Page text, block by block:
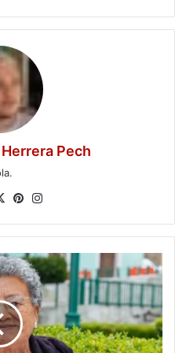
Pech
X Pinterest